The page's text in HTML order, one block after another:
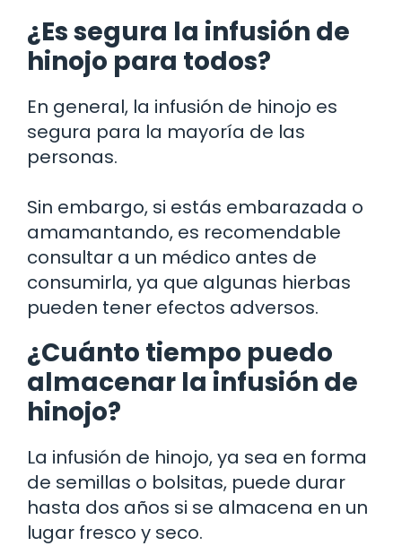
¿Es segura la infusión de
hinojo para todos?
En general, la infusión de hinojo es
segura para la mayoría de las
personas.
Sin embargo, si estás embarazada o
amamantando, es recomendable
consultar a un médico antes de
consumirla, ya que algunas hierbas
pueden tener efectos adversos.
¿Cuánto tiempo puedo
almacenar la infusión de
hinojo?
La infusión de hinojo, ya sea en forma
de semillas o bolsitas, puede durar
hasta dos años si se almacena en un
lugar fresco y seco.